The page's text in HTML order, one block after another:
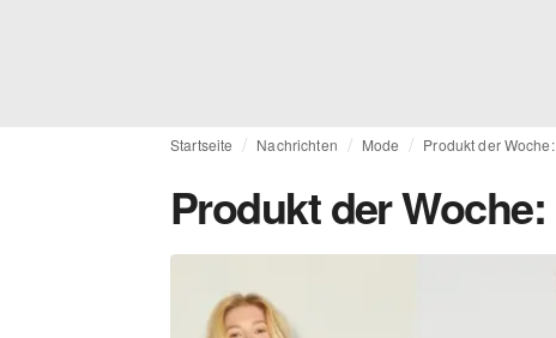
Startseite Nachrichten Mode Produkt der
Produkt der